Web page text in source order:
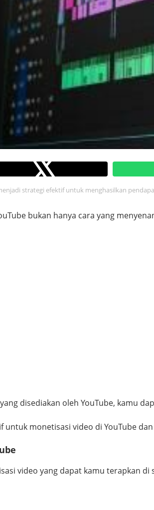
strategi efektif untuk menghasilkan
bukan hanya cara yang
disediakan oleh YouTube, kamu
untuk monetisasi video di YouTube
video yang dapat kamu terapkan di